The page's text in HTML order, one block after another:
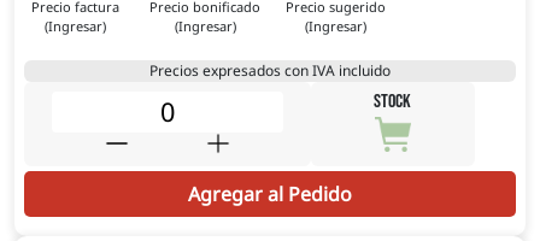
Precio factura
(Ingresar)
Precio bonificado
(Ingresar)
Precio sugerido
(Ingresar)
Precios expresados con IVA incluido
STOCK
Agregar al Pedido